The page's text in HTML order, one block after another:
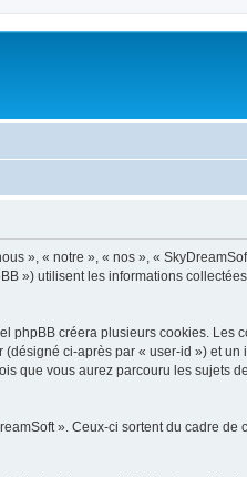
», « notre », « nos », «
») utilisent les informations
créera plusieurs cookies. Les
ci-après par « user-id ») et
que vous aurez parcouru les sujets
». Ceux-ci sortent du cadre